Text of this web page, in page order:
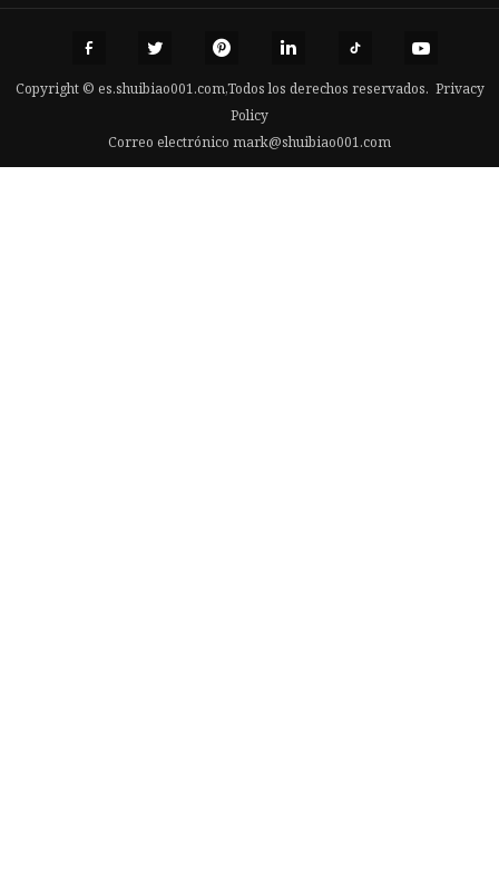
Copyright © es.shuibiao001.com,Todos los derechos reservados. Privacy
Policy
Correo electrónico mark@shuibiao001.com